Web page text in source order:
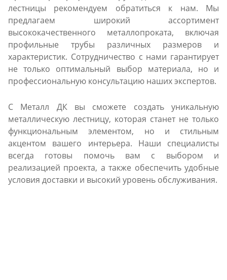
лестницы рекомендуем обратиться к нам. Мы
предлагаем широкий ассортимент
высококачественного металлопроката, включая
профильные трубы различных размеров и
характеристик. Сотрудничество с нами гарантирует
не только оптимальный выбор материала, но и
профессиональную консультацию наших экспертов.
С Металл ДК вы сможете создать уникальную
металлическую лестницу, которая станет не только
функциональным элементом, но и стильным
акцентом вашего интерьера. Наши специалисты
всегда готовы помочь вам с выбором и
реализацией проекта, а также обеспечить удобные
условия доставки и высокий уровень обслуживания.